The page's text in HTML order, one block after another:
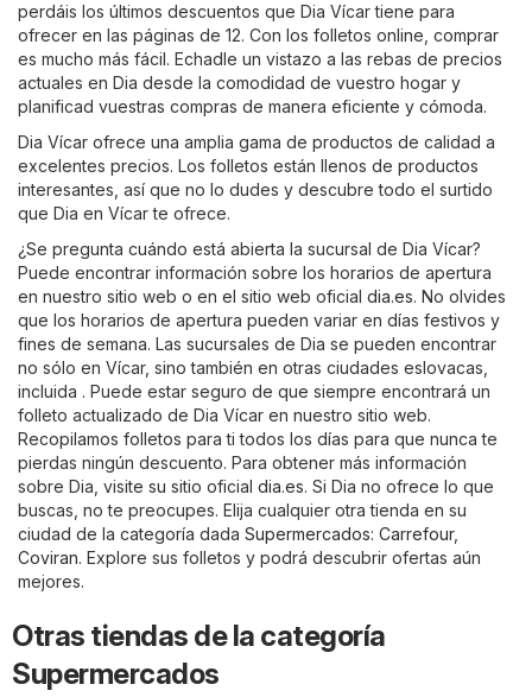
perdáis los últimos descuentos que Dia Vícar tiene para
ofrecer en las páginas de 12. Con los folletos online, comprar
es mucho más fácil. Echadle un vistazo a las rebas de precios
actuales en Dia desde la comodidad de vuestro hogar y
planificad vuestras compras de manera eficiente y cómoda.
Dia Vícar ofrece una amplia gama de productos de calidad a
excelentes precios. Los folletos están llenos de productos
interesantes, así que no lo dudes y descubre todo el surtido
que Dia en Vícar te ofrece.
¿Se pregunta cuándo está abierta la sucursal de Dia Vícar?
Puede encontrar información sobre los horarios de apertura
en nuestro sitio web o en el sitio web oficial dia.es. No olvides
que los horarios de apertura pueden variar en días festivos y
fines de semana. Las sucursales de Dia se pueden encontrar
no sólo en Vícar, sino también en otras ciudades eslovacas,
incluida . Puede estar seguro de que siempre encontrará un
folleto actualizado de Dia Vícar en nuestro sitio web.
Recopilamos folletos para ti todos los días para que nunca te
pierdas ningún descuento. Para obtener más información
sobre Dia, visite su sitio oficial dia.es. Si Dia no ofrece lo que
buscas, no te preocupes. Elija cualquier otra tienda en su
ciudad de la categoría dada Supermercados: Carrefour,
Coviran. Explore sus folletos y podrá descubrir ofertas aún
mejores.
Otras tiendas de la categoría
Supermercados